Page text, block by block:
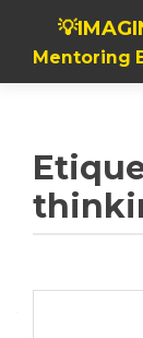
Mentoring